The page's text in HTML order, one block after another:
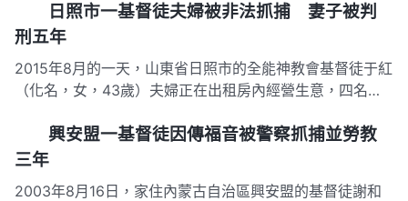
超家翻了個底朝天，搜走付超家裡2000元錢的存摺。 之
後，付超的弟弟去延吉市某看守所看望付超時，警察說：
日照市一基督徒夫婦被非法抓捕 妻子被判
刑五年
2015年8月的一天，山東省日照市的全能神教會基督徒于紅
（化名，女，43歲）夫婦正在出租房內經營生意，四名便
籍、光盤、教會錢財收據單全部沒收。之後，警察強行將于
紅夫婦押到某基地關押。 關押期間，警察從不讓于紅夫婦
興安盟一基督徒因傳福音被警察抓捕並勞教
三年
2003年8月16日，家住內蒙古自治區興安盟的基督徒謝和